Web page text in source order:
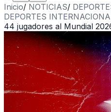
Inicio/ NOTICIAS/
DEPORTES
44 jugadores al Mundial